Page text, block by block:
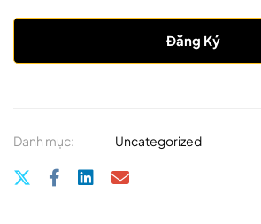
Đăng Ký
Danh mục: Uncategorized